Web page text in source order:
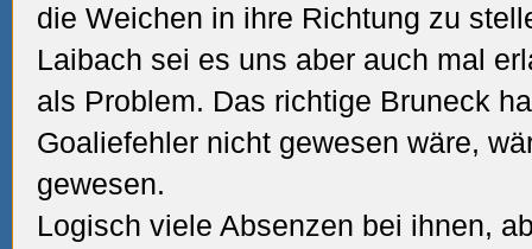
die Weichen in ihre Richtung zu
Laibach sei es uns aber auch mal
als Problem. Das richtige Bruneck
Goaliefehler nicht gewesen wäre,
gewesen.
Logisch viele Absenzen bei ihnen,